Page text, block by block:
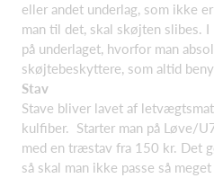
eller andet underlag, som ikke
man til det, skal skøjten slibes. I
på underlaget, hvorfor man
skøjtebeskyttere, som altid
Stav
Stave bliver lavet af
kulfiber. Starter man på Løve/
med en træstav fra 150 kr. Det
så skal man ikke passe så